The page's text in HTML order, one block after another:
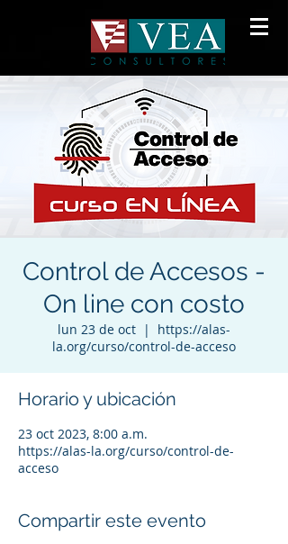
Control de Accesos -
On line con costo
lun 23 de oct
  |
https://alas-
la.org/curso/control-de-acceso
Horario y ubicación
23 oct 2023, 8:00 a.m.
https://alas-la.org/curso/control-de-
acceso
Compartir este evento